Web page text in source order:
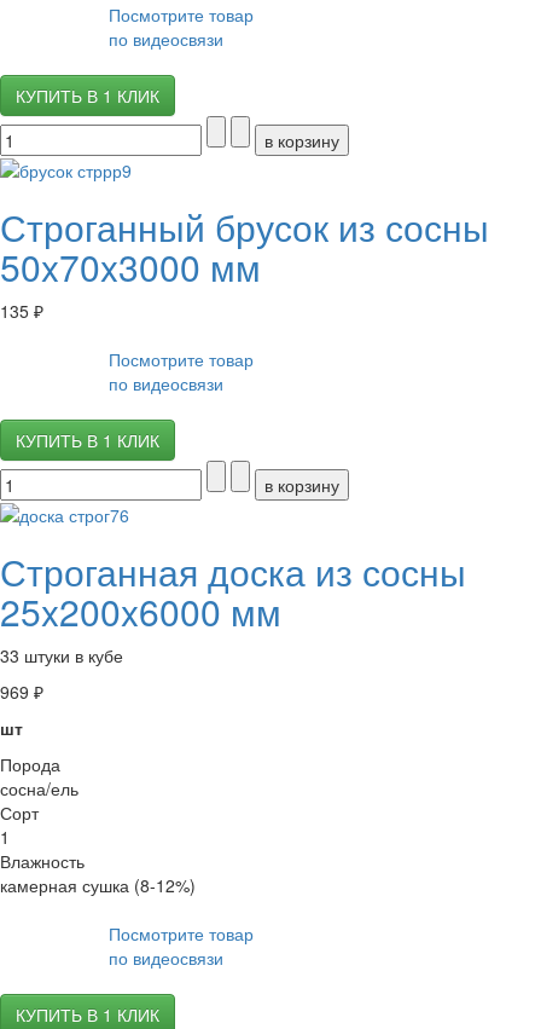
Посмотрите товар
по видеосвязи
КУПИТЬ В 1 КЛИК
Строганный брусок из сосны
50x70x3000 мм
135 ₽
Посмотрите товар
по видеосвязи
КУПИТЬ В 1 КЛИК
Строганная доска из сосны
25x200x6000 мм
33 штуки в кубе
969 ₽
шт
Порода
сосна/ель
Сорт
1
Влажность
камерная сушка (8-12%)
Посмотрите товар
по видеосвязи
КУПИТЬ В 1 КЛИК